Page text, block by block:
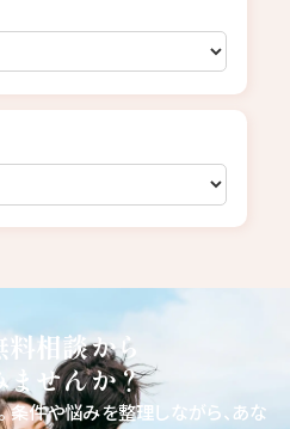
料相談から
ませんか？
条件や悩みを整理しながら、あな